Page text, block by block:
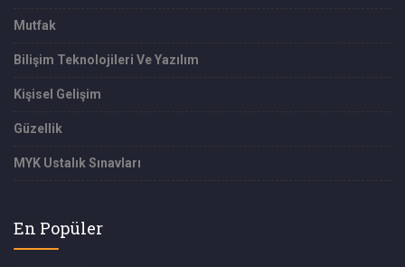
Mutfak
Bilişim Teknolojileri Ve Yazılım
Kişisel Gelişim
Güzellik
MYK Ustalık Sınavları
En Popüler